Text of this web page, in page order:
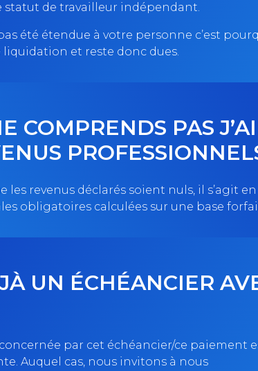
statut de travailleur indépendant.
été étendue à votre personne c’est
et reste donc dues.
COMPRENDS PAS
les revenus déclarés soient nuls, il s’agit
obligatoires calculées sur une base
UN ÉCHÉANCIER
par cet échéancier/ce paiement
Auquel cas, nous invitons à nous